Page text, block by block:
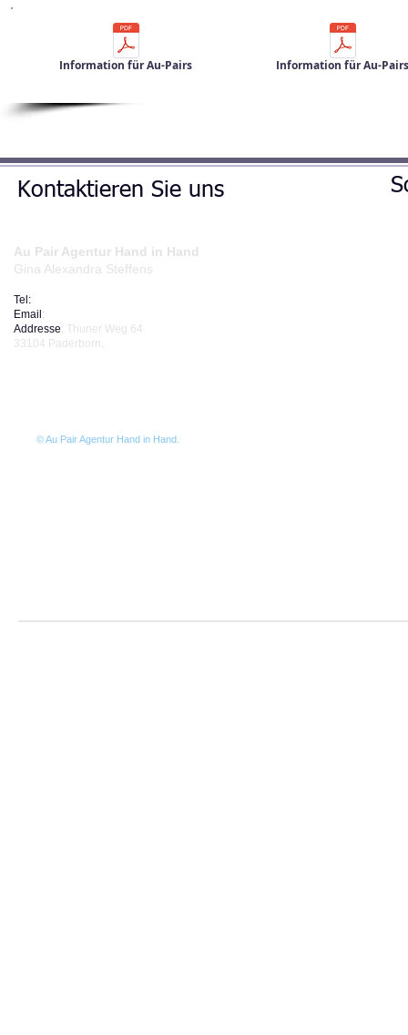
Information für Au-Pairs Information für Au-Pairs
Kontaktieren Sie uns
Au Pair Agentur Hand in Hand
​Gina Alexandra Steffens
Tel:
Email :
Address​​​​​​e: Thuner Weg 64
33104 Paderborn.
© Au Pair Agentur Hand in Hand